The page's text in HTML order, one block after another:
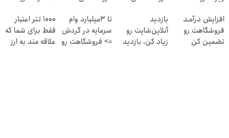
افزایش درآمـد
فروشگاهت رو
تضمین کن
بازدید
آنلاین‌شاپت رو
زیاد کن، بازدید
تا 3میلیارد وام
سرمایه در گردش
=> فروشگاهت رو
۱۰۰۰ تتر اعتبار
فقط برای شما که
علاقه مند به ارز